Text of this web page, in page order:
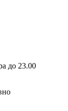
до 23.00